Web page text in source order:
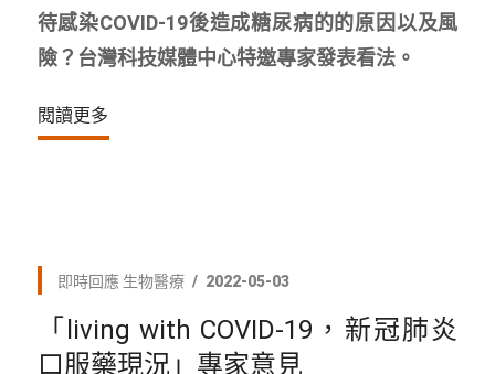
待感染COVID-19後造成糖尿病的的原因以及風
險？台灣科技媒體中心特邀專家發表看法。
閱讀更多
即時回應 生物醫療 2022-05-03
「living with COVID-19，新冠肺炎
口服藥現況」專家意見